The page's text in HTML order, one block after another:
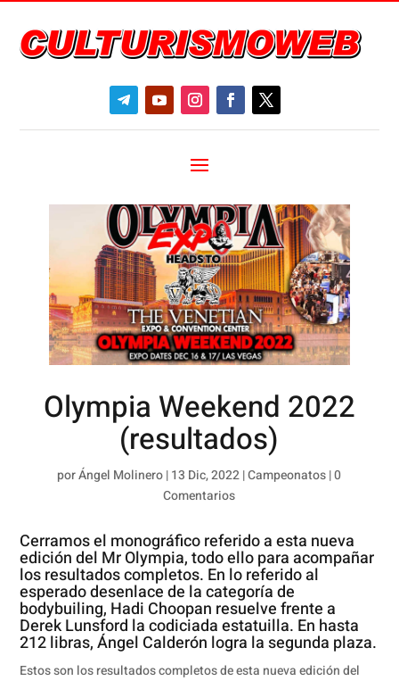
Olympia Weekend 2022
(resultados)
porÁngel Molinero|13 Dic, 2022|Campeonatos|0
Comentarios
Cerramos el monográfico referido a esta nueva
edición del Mr Olympia, todo ello para acompañar
los resultados completos. En lo referido al
esperado desenlace de la categoría de
bodybuiling, Hadi Choopan resuelve frente a
Derek Lunsford la codiciada estatuilla. En hasta
212 libras, Ángel Calderón logra la segunda plaza.
Estos son los resultados completos de esta nueva edición del